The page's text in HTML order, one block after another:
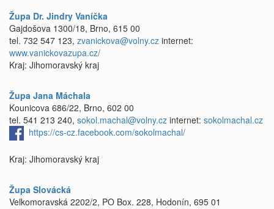
Župa Dr. Jindry Vaníčka
Gajdošova 1300/18, Brno, 615 00
tel. 732 547 123, zvanickova@volny.cz internet:
www.vanickovazupa.cz/
Kraj: Jihomoravský kraj
Župa Jana Máchala
Kounicova 686/22, Brno, 602 00
tel. 541 213 240, sokol.machal@volny.cz internet: sokolmachal.cz
https://cs-cz.facebook.com/sokolmachal/
Kraj: Jihomoravský kraj
Župa Slovácká
Velkomoravská 2202/2, PO Box. 228, Hodonín, 695 01